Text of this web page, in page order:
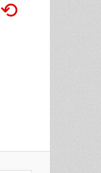
⟲